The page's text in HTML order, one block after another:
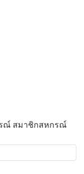
ณ์ สมาชิกสหกรณ์